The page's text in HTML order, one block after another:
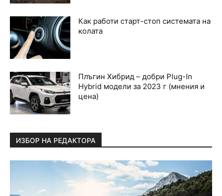
Как работи старт-стоп системата на
колата
Плъгин Хибрид – добри Plug-In
Hybrid модели за 2023 г (мнения и
цена)
ИЗБОР НА РЕДАКТОРА